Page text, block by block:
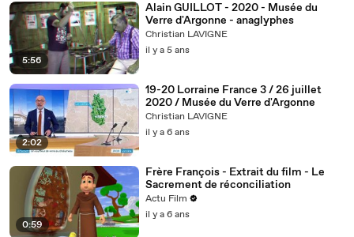
5:56
Alain GUILLOT - 2020 - Musée du
Verre d'Argonne - anaglyphes
Christian LAVIGNE
il y a 5 ans
2:02
19-20 Lorraine France 3 / 26 juillet
2020 / Musée du Verre d'Argonne
Christian LAVIGNE
il y a 6 ans
0:59
Frère François - Extrait du film - Le
Sacrement de réconciliation
Actu Film
il y a 6 ans